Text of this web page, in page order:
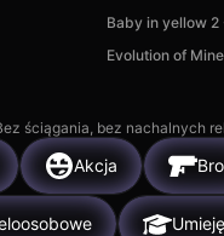
Baby in yellow
Evolution of
ściągania, bez nachalnych
Akcja